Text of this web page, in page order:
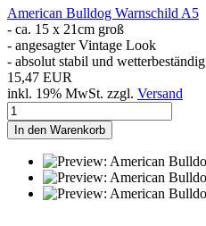
American Bulldog Warnschild A5
- ca. 15 x 21cm groß
- angesagter Vintage Look
- absolut stabil und wetterbeständig
15,47 EUR
inkl. 19% MwSt. zzgl. Versand
In den Warenkorb